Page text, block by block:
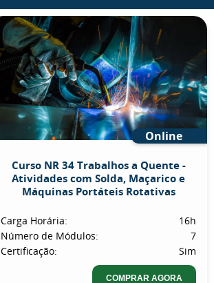
Online
Curso NR 34 Trabalhos a Quente -
Atividades com Solda, Maçarico e
Máquinas Portáteis Rotativas
Carga Horária:
16h
Número de Módulos:
7
Certificação:
Sim
COMPRAR AGORA